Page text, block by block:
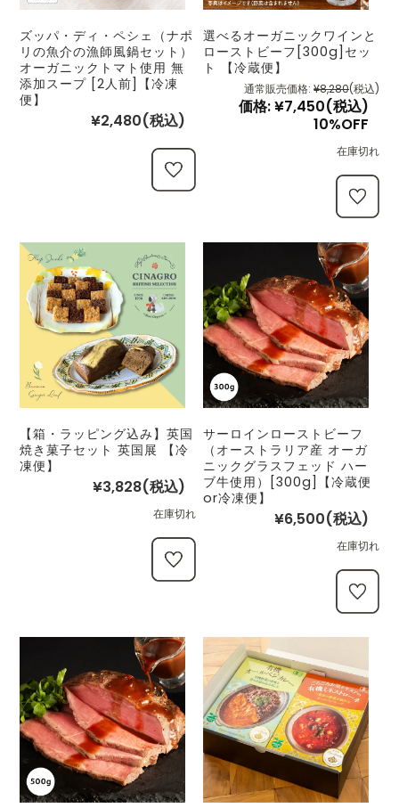
ズッパ・ディ・ペシェ（ナポ
リの魚介の漁師風鍋セット）
オーガニックトマト使用 無
添加スープ [2人前]【冷凍
便】
¥2,480(税込)
選べるオーガニックワインと
ローストビーフ[300g]セッ
ト 【冷蔵便】
通常販売価格: ¥8,280(税込)
価格:¥7,450(税込)
10%OFF
在庫切れ
【箱・ラッピング込み】英国
焼き菓子セット 英国展 【冷
凍便】
¥3,828(税込)
在庫切れ
サーロインローストビーフ
（オーストラリア産 オーガ
ニックグラスフェッド ハー
ブ牛使用）[300g]【冷蔵便
or冷凍便】
¥6,500(税込)
在庫切れ